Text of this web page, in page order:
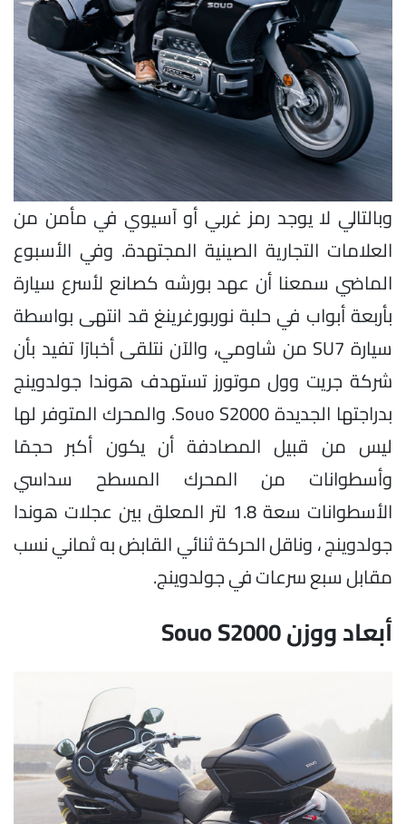
وبالتالي لا يوجد رمز غربي أو آسيوي في مأمن من
العلامات التجارية الصينية المجتهدة. وفي الأسبوع
الماضي سمعنا أن عهد بورشه كصانع لأسرع سيارة
بأربعة أبواب في حلبة نوربورغرينغ قد انتهى بواسطة
سيارة SU7 من شاومي، والآن نتلقى أخبارًا تفيد بأن
شركة جريت وول موتورز تستهدف هوندا جولدوينج
بدراجتها الجديدة Souo S2000. والمحرك المتوفر لها
ليس من قبيل المصادفة أن يكون أكبر حجمًا
وأسطوانات من المحرك المسطح سداسي
الأسطوانات سعة 1.8 لتر المعلق بين عجلات هوندا
جولدوينج ، وناقل الحركة ثنائي القابض به ثماني نسب
مقابل سبع سرعات في جولدوينج.
أبعاد ووزن Souo S2000